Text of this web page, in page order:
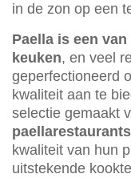
in de zon op een
Paella is een
keuken, en veel
geperfectioneerd
kwaliteit aan te
selectie gemaakt
kwaliteit van hun
uitstekende